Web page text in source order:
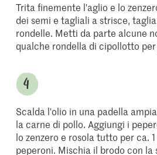
Trita finemente l'aglio e lo
dei semi e tagliali a strisce,
rondelle. Metti da parte alcune
qualche rondella di cipollotto
Scalda l'olio in una padella
la carne di pollo. Aggiungi i
lo zenzero e rosola tutto per ca.
peperoni. Mischia il brodo con la